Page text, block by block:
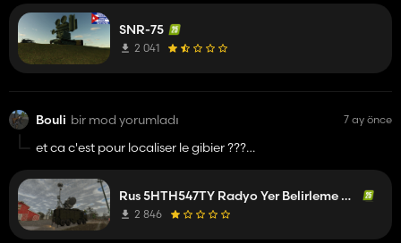
SNR-75
2 041
Bouli bir mod yorumladı 7 ay önce
et ca c'est pour localiser le gibier ?????
Rus 5HTH547TY Radyo Yer Belirleme Radarı
2 846